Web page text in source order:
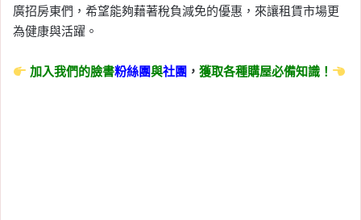
廣招房東們，希望能夠藉著稅負減免的優惠，來讓租賃市場更
為健康與活躍。
加入我們的臉書粉絲團與社團 ，獲取各種購屋必備知識！